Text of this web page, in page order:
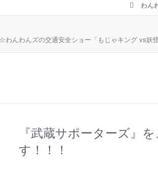
わん
☆わんわんズの交通安全ショー「もじゃキング vs妖
『武蔵サポーターズ』
す！！！